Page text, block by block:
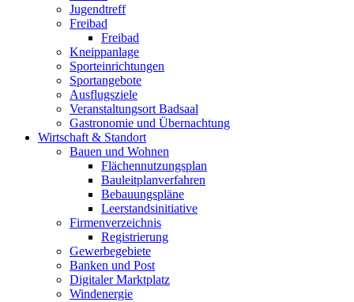
Jugendtreff
Freibad
Freibad
Kneippanlage
Sporteinrichtungen
Sportangebote
Ausflugsziele
Veranstaltungsort Badsaal
Gastronomie und Übernachtung
Wirtschaft & Standort
Bauen und Wohnen
Flächennutzungsplan
Bauleitplanverfahren
Bebauungspläne
Leerstandsinitiative
Firmenverzeichnis
Registrierung
Gewerbegebiete
Banken und Post
Digitaler Marktplatz
Windenergie